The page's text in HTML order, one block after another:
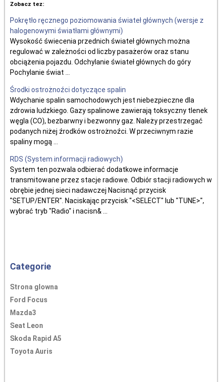
Zobacz tez:
Pokrętło ręcznego poziomowania świateł głównych (wersje z
halogenowymi światłami głównymi)
Wysokość świecenia przednich świateł głównych można
regulować w zależności od liczby pasażerów oraz stanu
obciążenia pojazdu. Odchylanie świateł głównych do góry
Pochylanie świat ...
Środki ostrożnoźci dotyczące spalin
Wdychanie spalin samochodowych jest niebezpieczne dla
zdrowia ludzkiego. Gazy spalinowe zawierają toksyczny tlenek
węgla (CO), bezbarwny i bezwonny gaz. Należy przestrzegać
podanych niżej źrodków ostrożnoźci. W przeciwnym razie
spaliny mogą ...
RDS (System informacji radiowych)
System ten pozwala odbierać dodatkowe informacje
transmitowane przez stacje radiowe. Odbiór stacji radiowych w
obrębie jednej sieci nadawczej Nacisnąć przycisk
"SETUP/ENTER". Naciskając przycisk "<SELECT" lub "TUNE>",
wybrać tryb "Radio" i nacisn& ...
Categorie
Strona glowna
Ford Focus
Mazda3
Seat Leon
Skoda Rapid A5
Toyota Auris